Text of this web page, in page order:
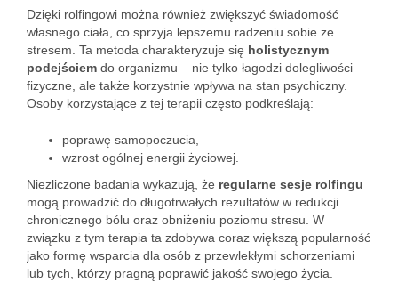
Dzięki rolfingowi można również zwiększyć świadomość
własnego ciała, co sprzyja lepszemu radzeniu sobie ze
stresem. Ta metoda charakteryzuje się holistycznym
podejściem do organizmu – nie tylko łagodzi dolegliwości
fizyczne, ale także korzystnie wpływa na stan psychiczny.
Osoby korzystające z tej terapii często podkreślają:
poprawę samopoczucia,
wzrost ogólnej energii życiowej.
Niezliczone badania wykazują, że regularne sesje rolfingu
mogą prowadzić do długotrwałych rezultatów w redukcji
chronicznego bólu oraz obniżeniu poziomu stresu. W
związku z tym terapia ta zdobywa coraz większą popularność
jako formę wsparcia dla osób z przewlekłymi schorzeniami
lub tych, którzy pragną poprawić jakość swojego życia.